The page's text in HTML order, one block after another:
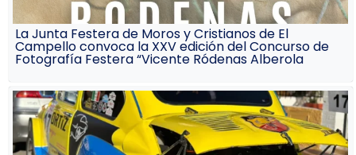
La Junta Festera de Moros y Cristianos de El
Campello convoca la XXV edición del Concurso de
Fotografía Festera “Vicente Ródenas Alberola